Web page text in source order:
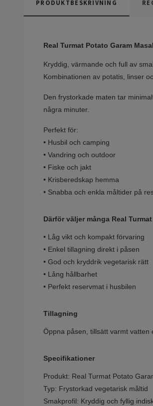
PRODUKTBESKRIVNING
Real Turmat Potato Garam
Kryddig, värmande och full av
Kombinationen av potatis, linser
Den frystorkade maten tar
några minuter.
Perfekt för:
• Husbil och camping
• Vandring och outdoor
• Fiske och jakt
• Krisberedskap hemma
• Snabba och enkla måltider på
Därför väljer många Real Turmat
• Låg vikt och kompakt förvaring
• Enkel tillagning direkt i påsen
• God och kryddrik vegetarisk rätt
• Lång hållbarhet
• Perfekt reservmat i husbilen
Tillagning
Öppna påsen, tillsätt varmt
Specifikationer
Produkt: Real Turmat Potato
Typ: Frystorkad vegetarisk måltid
Smakprofil: Kryddig och fyllig